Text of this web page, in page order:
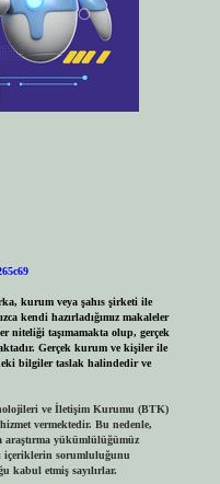
kurum veya şahıs şirketi ile
kendi hazırladığımız makaleler
niteliği taşımamakta olup, gerçek
Gerçek kurum ve kişiler ile
bilgiler taslak halindedir ve
ve İletişim Kurumu (BTK)
vermektedir. Bu nedenle,
araştırma yükümlülüğümüz
içeriklerin sorumluluğunu
kabul etmiş sayılırlar.